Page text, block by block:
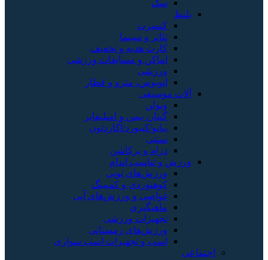
سگ
بلیط
کنسرت
تئاتر و سینما
کارت هدیه و تخفیف
اماکن و مسابقات ورزشی
ورزشی
اتوبوس، مترو و قطار
آلات موسیقی
ویولن
گیتار، بیس و امپلیفایر
پیانو/کیبورد/آکاردئون
سنتی
درام و پرکاشن
ورزش و تناسب اندام
ورزش‌های توپی
کوهنوردی و کمپینگ
غواصی و ورزش‌های آبی
ماهیگیری
تجهیزات ورزشی
ورزش‌های زمستانی
اسب و تجهیزات اسب سواری
اجتماعی